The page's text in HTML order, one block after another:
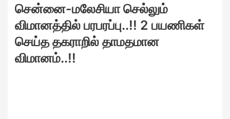
சென்னை-மலேசியா செல்லும்
விமானத்தில் பரபரப்பு..!! 2 பயணிகள்
செய்த தகராறில் தாமதமான
விமானம்..!!